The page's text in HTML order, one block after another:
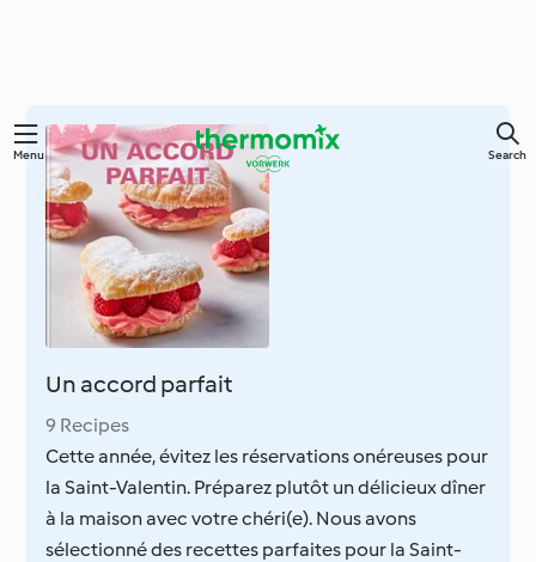
Skip
content
Menu Search
Un accord parfait
9 Recipes
Cette année, évitez les réservations onéreuses pour
la Saint-Valentin. Préparez plutôt un délicieux dîner
à la maison avec votre chéri(e). Nous avons
sélectionné des recettes parfaites pour la Saint-